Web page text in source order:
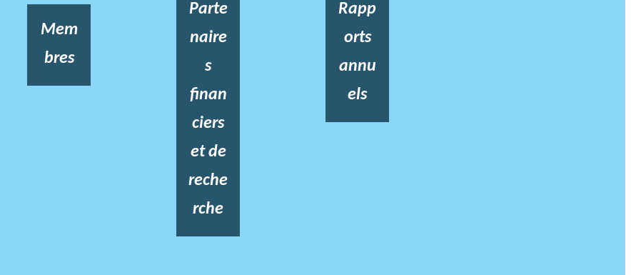
Mem
bres
Parte
naire
s
finan
ciers
et de
reche
rche
Rapp
orts
annu
els